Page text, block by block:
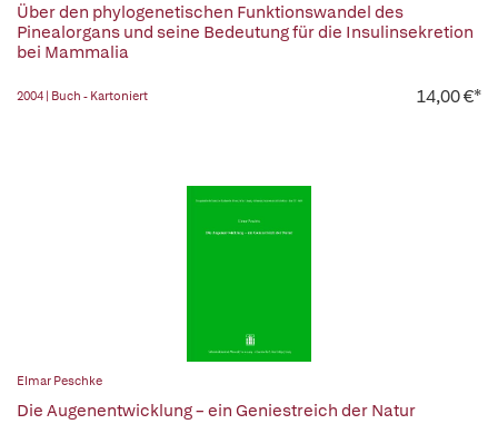
Über den phylogenetischen Funktionswandel des
Pinealorgans und seine Bedeutung für die Insulinsekretion
bei Mammalia
2004 | Buch - Kartoniert 14,00 €*
Elmar Peschke
Die Augenentwicklung – ein Geniestreich der Natur